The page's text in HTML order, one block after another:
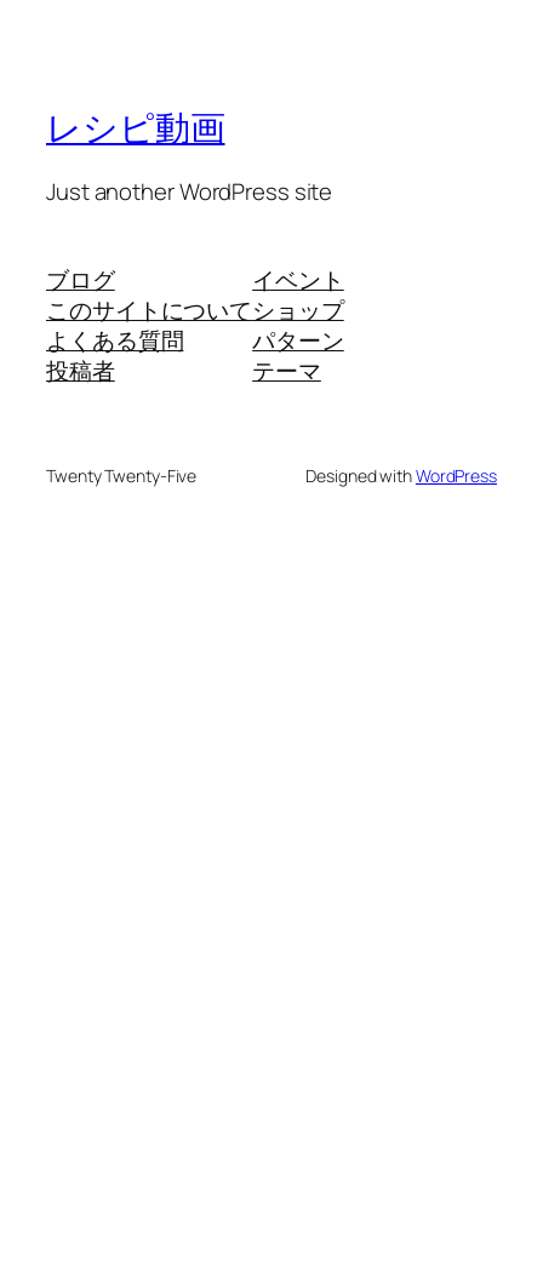
レシピ動画
Just another WordPress site
ブログ
このサイトについて
よくある質問
投稿者
イベント
ショップ
パターン
テーマ
Twenty Twenty-Five Designed withWordPress